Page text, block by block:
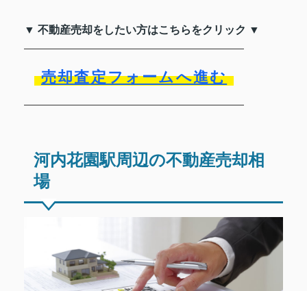
▼ 不動産売却をしたい方はこちらをクリック ▼
売却査定フォームへ進む
河内花園駅周辺の不動産売却相
場